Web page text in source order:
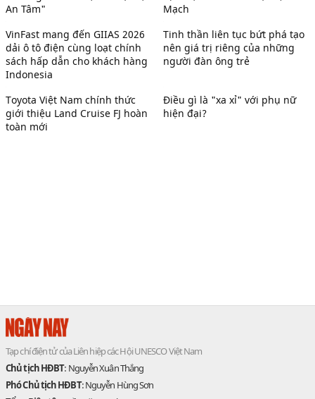
An Tâm"
Mạch
VinFast mang đến GIIAS 2026
dải ô tô điện cùng loạt chính
sách hấp dẫn cho khách hàng
Indonesia
Tinh thần liên tục bứt phá tạo
nên giá trị riêng của những
người đàn ông trẻ
Toyota Việt Nam chính thức
giới thiệu Land Cruise FJ hoàn
toàn mới
Điều gì là "xa xỉ" với phụ nữ
hiện đại?
Tạp chí điện tử của Liên hiệp các Hội UNESCO Việt Nam
Chủ tịch HĐBT: Nguyễn Xuân Thắng
Phó Chủ tịch HĐBT: Nguyễn Hùng Sơn